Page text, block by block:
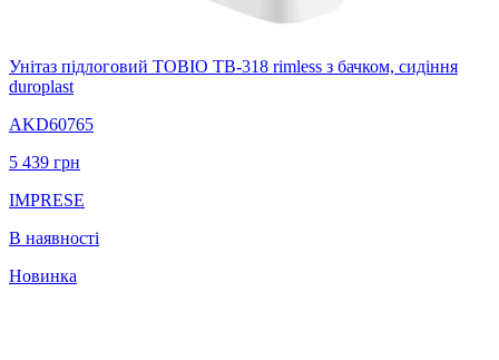
Унітаз підлоговий TOBIO TB-318 rimless з бачком, сидіння
duroplast
AKD60765
5 439 грн
IMPRESE
В наявності
Новинка